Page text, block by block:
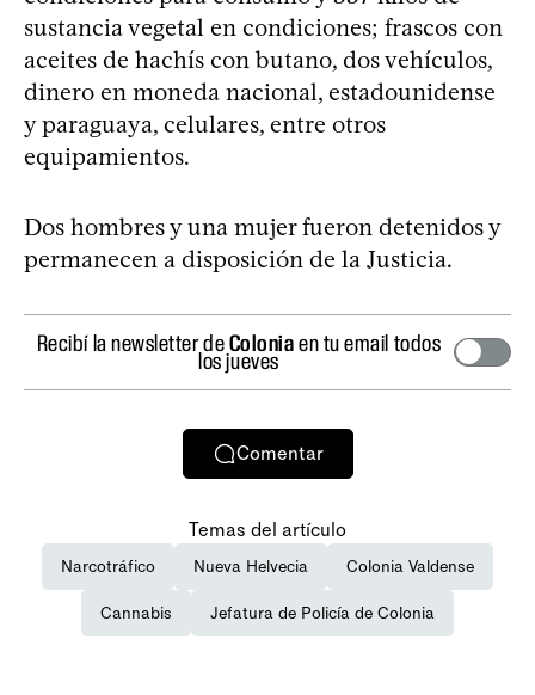
sustancia vegetal en condiciones; frascos con
aceites de hachís con butano, dos vehículos,
dinero en moneda nacional, estadounidense
y paraguaya, celulares, entre otros
equipamientos.
Dos hombres y una mujer fueron detenidos y
permanecen a disposición de la Justicia.
Recibí la newsletter deColoniaen tu email todos
los jueves
Comentar
Temas del artículo
Narcotráfico Nueva Helvecia Colonia Valdense
Cannabis Jefatura de Policía de Colonia